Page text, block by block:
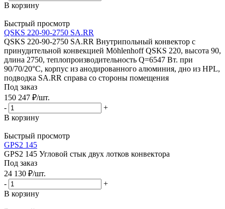
В корзину
Быстрый просмотр
QSKS 220-90-2750 SA.RR
QSKS 220-90-2750 SA.RR Внутрипольный конвектор с
принудительной конвекцией Möhlenhoff QSKS 220, высота 90,
длина 2750, теплопроизводительность Q=6547 Вт. при
90/70/20°C, корпус из анодированного алюминия, дно из HPL,
подводка SA.RR справа со стороны помещения
Под заказ
150 247 ₽/шт.
-
+
В корзину
Быстрый просмотр
GPS2 145
GPS2 145 Угловой стык двух лотков конвектора
Под заказ
24 130 ₽/шт.
-
+
В корзину